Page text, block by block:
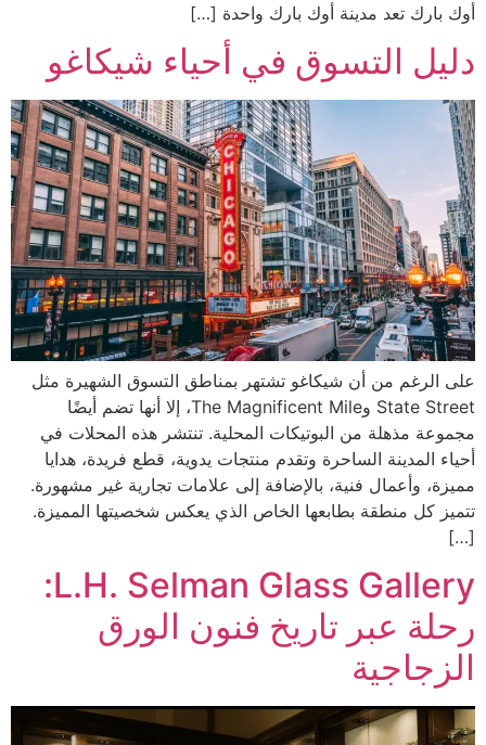
أوك بارك تعد مدينة أوك بارك واحدة […]
دليل التسوق في أحياء شيكاغو
على الرغم من أن شيكاغو تشتهر بمناطق التسوق الشهيرة مثل
State Street وThe Magnificent Mile، إلا أنها تضم أيضًا
مجموعة مذهلة من البوتيكات المحلية. تنتشر هذه المحلات في
أحياء المدينة الساحرة وتقدم منتجات يدوية، قطع فريدة، هدايا
مميزة، وأعمال فنية، بالإضافة إلى علامات تجارية غير مشهورة.
تتميز كل منطقة بطابعها الخاص الذي يعكس شخصيتها المميزة.
[…]
L.H. Selman Glass Gallery:
رحلة عبر تاريخ فنون الورق
الزجاجية